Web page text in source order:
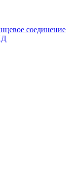
соединение